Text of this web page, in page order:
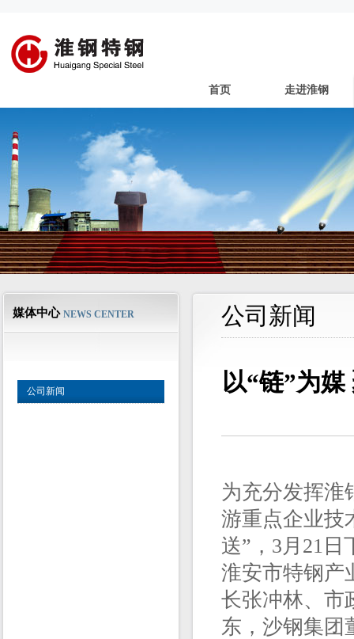
首页 走进淮钢
媒体中心 NEWS CENTER
公司新闻
公司新闻
以“链”为
为充分发挥淮
游重点企业技
送”，3月21
淮安市特钢产
长张冲林、市
东，沙钢集团